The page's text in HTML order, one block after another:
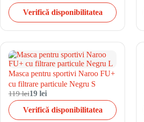
Verifică disponibilitatea
Masca pentru sportivi Naroo FU+
cu filtrare particule Negru S
119 lei19 lei
Verifică disponibilitatea